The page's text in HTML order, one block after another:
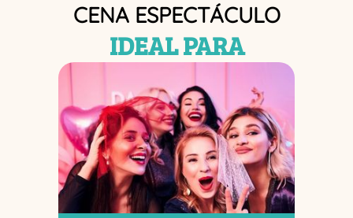
CENA ESPECTÁCULO
IDEAL PARA